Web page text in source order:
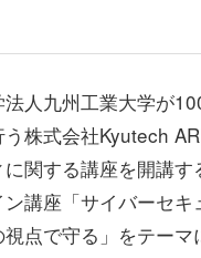
人九州工業大学が
株式会社Kyutech
関する講座を開講す
講座「サイバーセキ
視点で守る」をテー